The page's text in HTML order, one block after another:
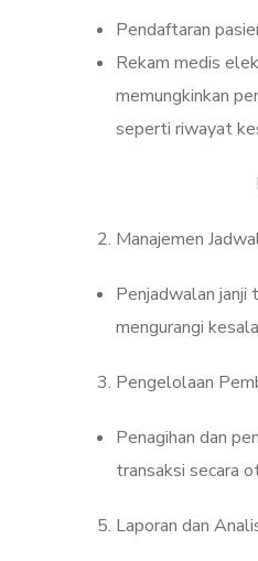
Pendaftaran
Rekam medis
memungkinkan
seperti riwayat
Manajemen
Penjadwalan janji
mengurangi
Pengelolaan
Penagihan dan
transaksi secara
Laporan dan